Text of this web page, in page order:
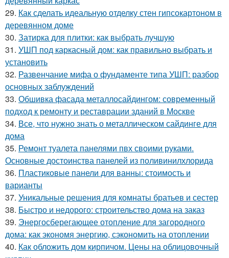
29. Как сделать идеальную отделку стен гипсокартоном в
деревянном доме
30. Затирка для плитки: как выбрать лучшую
31. УШП под каркасный дом: как правильно выбрать и
установить
32. Развенчание мифа о фундаменте типа УШП: разбор
основных заблуждений
33. Обшивка фасада металлосайдингом: современный
подход к ремонту и реставрации зданий в Москве
34. Все, что нужно знать о металлическом сайдинге для
дома
35. Ремонт туалета панелями пвх своими руками.
Основные достоинства панелей из поливинилхлорида
36. Пластиковые панели для ванны: стоимость и
варианты
37. Уникальные решения для комнаты братьев и сестер
38. Быстро и недорого: строительство дома на заказ
39. Энергосберегающее отопление для загородного
дома: как экономя энергию, сэкономить на отоплении
40. Как обложить дом кирпичом. Цены на облицовочный